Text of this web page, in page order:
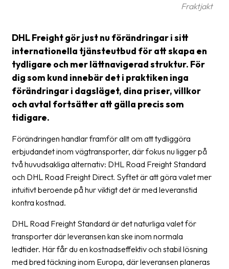
Paketering
Frakthandlingar
Skrivarinställningar
Tulldeklarationer
Leveransvillkor
Upphämtningar
Manualer
Nedladdningar
Streckkodsläsare
Kundtjänst
Om
företaget
Fraktjakt
DHL Freight gör just nu förändringar i sitt
internationella tjänsteutbud för att skapa en
tydligare och mer lättnavigerad struktur. För
dig som kund innebär det i praktiken inga
förändringar i dagsläget, dina priser, villkor
och avtal fortsätter att gälla precis som
tidigare.
Förändringen handlar framför allt om att tydliggöra
erbjudandet inom vägtransporter, där fokus nu ligger på
två huvudsakliga alternativ: DHL Road Freight Standard
och DHL Road Freight Direct. Syftet är att göra valet mer
intuitivt beroende på hur viktigt det är med leveranstid
kontra kostnad.
DHL Road Freight Standard är det naturliga valet för
transporter där leveransen kan ske inom normala
ledtider. Här får du en kostnadseffektiv och stabil lösning
med bred täckning inom Europa, där leveransen planeras